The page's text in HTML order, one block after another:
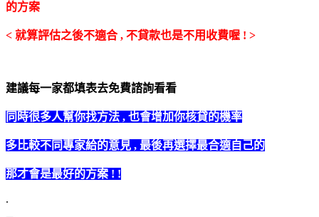
的方案
< 就算評估之後不適合 , 不貸款也是不用收費喔 ! >
建議每一家都填表去免費諮詢看看
同時很多人幫你找方法 , 也會增加你核貸的機率
多比較不同專家給的意見 , 最後再選擇最合適自己的
那才會是最好的方案 ! !
.